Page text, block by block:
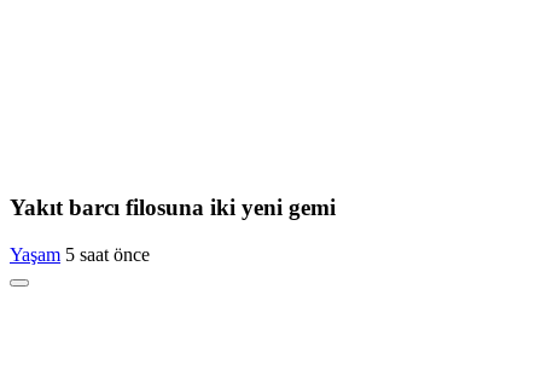
Yakıt barcı filosuna iki yeni gemi
Yaşam 5 saat önce